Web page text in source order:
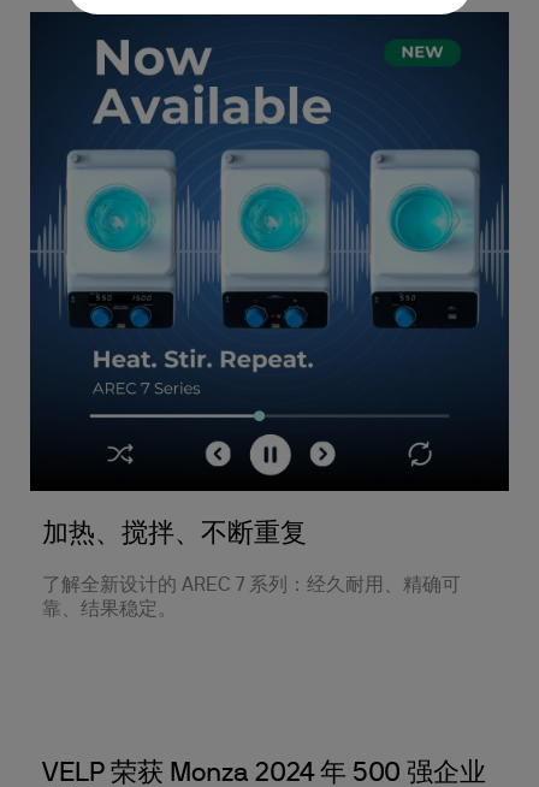
加热、搅拌、不断重复
了解全新设计的 AREC 7 系列：经久耐用、精确可
靠、结果稳定。
VELP 荣获 Monza 2024 年 500 强企业